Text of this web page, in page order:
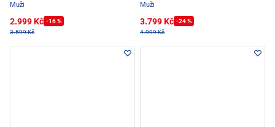
Muži
2.999 Kč -16 %
3.599 Kč
Muži
3.799 Kč -24 %
4.999 Kč